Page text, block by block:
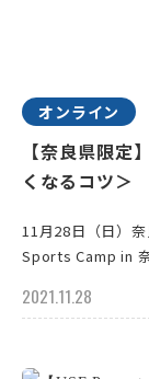
オンライン
【奈良県限定
くなるコツ＞
11月28日（日）
Sports Camp in
2021.11.28